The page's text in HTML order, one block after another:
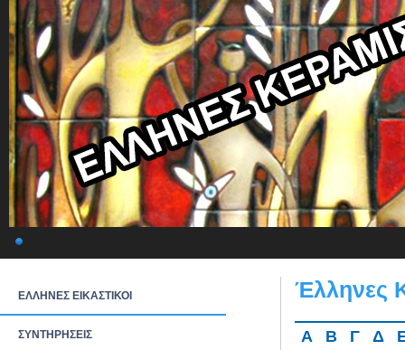
ΕΛΛΗΝΕΣ ΕΙΚΑΣΤΙΚΟΙ
ΣΥΝΤΗΡΗΣΕΙΣ
Έλληνες
Α Β Γ Δ